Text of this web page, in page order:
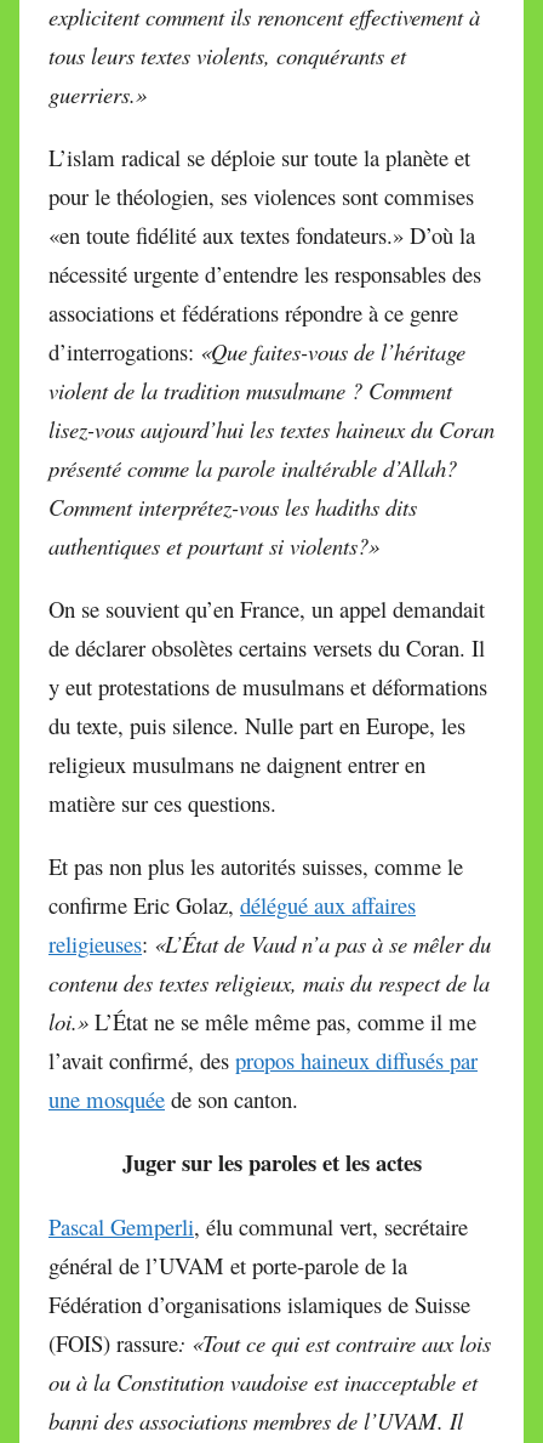
explicitent comment ils renoncent effectivement à
tous leurs textes violents, conquérants et
guerriers.»
L’islam radical se déploie sur toute la planète et
pour le théologien, ses violences sont commises
«en toute fidélité aux textes fondateurs.» D’où la
nécessité urgente d’entendre les responsables des
associations et fédérations répondre à ce genre
d’interrogations: «Que faites-vous de l’héritage
violent de la tradition musulmane ? Comment
lisez-vous aujourd’hui les textes haineux du Coran
présenté comme la parole inaltérable d’Allah?
Comment interprétez-vous les hadiths dits
authentiques et pourtant si violents?»
On se souvient qu’en France, un appel demandait
de déclarer obsolètes certains versets du Coran. Il
y eut protestations de musulmans et déformations
du texte, puis silence. Nulle part en Europe, les
religieux musulmans ne daignent entrer en
matière sur ces questions.
Et pas non plus les autorités suisses, comme le
confirme Eric Golaz, délégué aux affaires
religieuses: «L’État de Vaud n’a pas à se mêler du
contenu des textes religieux, mais du respect de la
loi.» L’État ne se mêle même pas, comme il me
l’avait confirmé, des propos haineux diffusés par
une mosquée de son canton.
Juger sur les paroles et les actes
Pascal Gemperli, élu communal vert, secrétaire
général de l’UVAM et porte-parole de la
Fédération d’organisations islamiques de Suisse
(FOIS) rassure: «Tout ce qui est contraire aux lois
ou à la Constitution vaudoise est inacceptable et
banni des associations membres de l’UVAM. Il